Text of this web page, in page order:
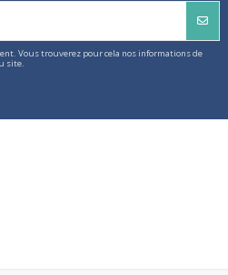
Vous trouverez pour cela nos informations de
site.